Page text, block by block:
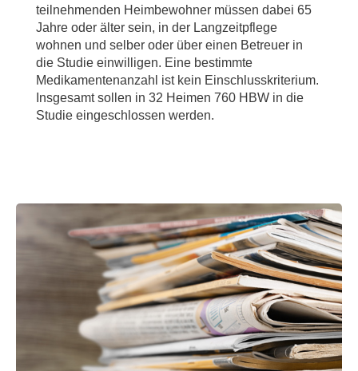
teilnehmenden Heimbewohner müssen dabei 65
Jahre oder älter sein, in der Langzeitpflege
wohnen und selber oder über einen Betreuer in
die Studie einwilligen. Eine bestimmte
Medikamentenanzahl ist kein Einschlusskriterium.
Insgesamt sollen in 32 Heimen 760 HBW in die
Studie eingeschlossen werden.